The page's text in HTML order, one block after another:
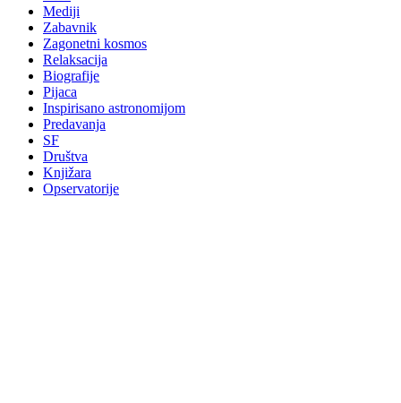
Mediji
Zabavnik
Zagonetni kosmos
Relaksacija
Biografije
Pijaca
Inspirisano astronomijom
Predavanja
SF
Društva
Knjižara
Opservatorije